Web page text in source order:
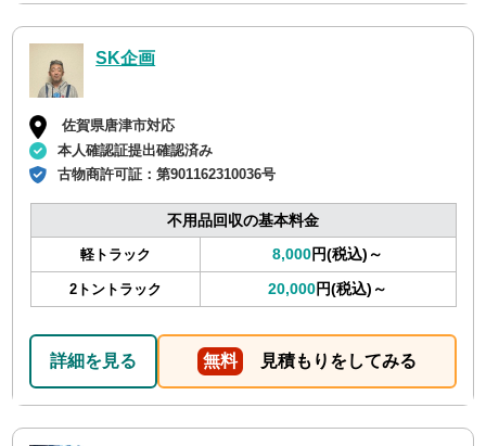
SK企画
佐賀県唐津市対応
本人確認証提出確認済み
古物商許可証：第901162310036号
不用品回収の基本料金
軽トラック 8,000円(税込)～
2トントラック 20,000円(税込)～
詳細を見る 無料 見積もりをしてみる